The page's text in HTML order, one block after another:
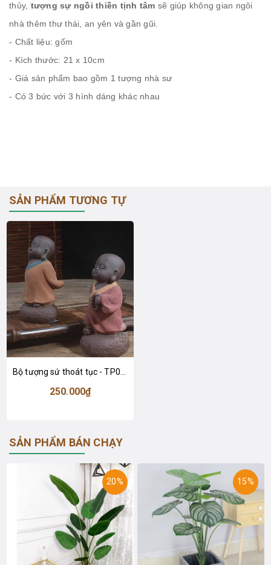
thủy, tượng sự ngồi thiền tịnh tâm sẽ giúp không gian ngôi
nhà thêm thư thái, an yên và gần gũi.
- Chất liệu: gốm
- Kích thước: 21 x 10cm
- Giá sản phẩm bao gồm 1 tượng nhà sư
- Có 3 bức với 3 hình dáng khác nhau
SẢN PHẨM TƯƠNG TỰ
250.000₫
SẢN PHẨM BÁN CHẠY
20% 15%